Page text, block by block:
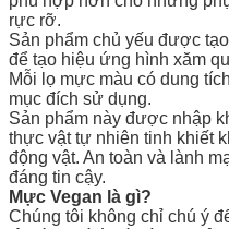
rực rỡ.
Sản phẩm chủ yếu được
để tạo hiệu ứng hình xăm
Mỗi lọ mực màu có dung
mục đích sử dụng.
Sản phẩm này được nhập
thực vật tự nhiên tinh khiết
động vật. An toàn và lành
đáng tin cậy.
Mực Vegan là gì?
Chúng tôi không chỉ chú ý